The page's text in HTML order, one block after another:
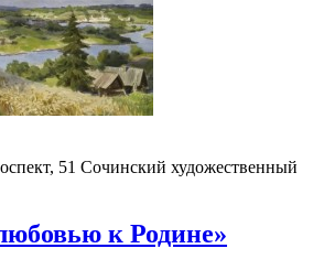
51 Сочинский художественный
к Родине»